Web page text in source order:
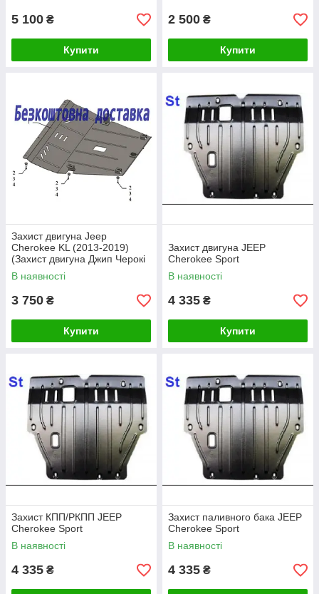
5 100 ₴
Купити
2 500 ₴
Купити
Захист двигуна Jeep
Cherokee KL (2013-2019)
(Захист двигуна Джип Черокі
КЛ) Кольчуга
В наявності
3 750 ₴
Купити
Захист двигуна JEEP
Cherokee Sport
В наявності
4 335 ₴
Купити
Захист КПП/РКПП JEEP
Cherokee Sport
В наявності
4 335 ₴
Захист паливного бака JEEP
Cherokee Sport
В наявності
4 335 ₴